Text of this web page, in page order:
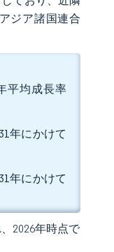
ジア諸国連合
平均成長率
年にかけて
年にかけて
2026年時点で